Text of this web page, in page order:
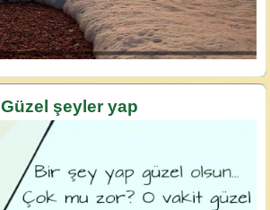
Güzel şeyler yap